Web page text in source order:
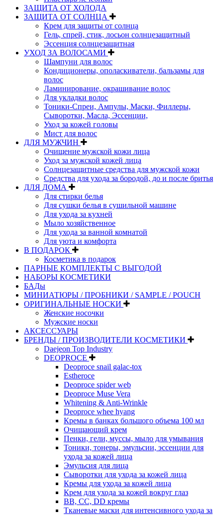
ЗАЩИТА ОТ ХОЛОДА
ЗАЩИТА ОТ СОЛНЦА
Крем для защиты от солнца
Гель, спрей, стик, лосьон солнцезащитный
Эссенция солнцезащитная
УХОД ЗА ВОЛОСАМИ
Шампуни для волос
Кондиционеры, ополаскиватели, бальзамы для
волос
Ламинирование, окрашивание волос
Для укладки волос
Тоники-Спреи, Ампулы, Маски, Филлеры,
Сыворотки, Масла, Эссенции,
Уход за кожей головы
Мист для волос
ДЛЯ МУЖЧИН
Очищение мужской кожи лица
Уход за мужской кожей лица
Солнцезащитные средства для мужской кожи
Средства для ухода за бородой, до и после бритья
ДЛЯ ДОМА
Для стирки белья
Для сушки белья в сушильной машине
Для ухода за кухней
Мыло хозяйственное
Для ухода за ванной комнатой
Для уюта и комфорта
В ПОДАРОК
Косметика в подарок
ПАРНЫЕ КОМПЛЕКТЫ С ВЫГОДОЙ
НАБОРЫ КОСМЕТИКИ
БАДы
МИНИАТЮРЫ / ПРОБНИКИ / SAMPLE / POUCH
ОРИГИНАЛЬНЫЕ НОСКИ
Женские носочки
Мужские носки
АКСЕССУАРЫ
БРЕНДЫ / ПРОИЗВОДИТЕЛИ КОСМЕТИКИ
Daejeon Top Industry
DEOPROCE
Deoproce snail galac-tox
Estheroce
Deoproce spider web
Deoproce Muse Vera
Whitening & Anti-Wrinkle
Deoproce whee hyang
Кремы в банках большого объема 100 мл
Очищающий крем
Пенки, гели, муссы, мыло для умывания
Тоники, тонеры, эмульсии, эссенции для
ухода за кожей лица
Эмульсия для лица
Сыворотки для ухода за кожей лица
Кремы для ухода за кожей лица
Крем для ухода за кожей вокруг глаз
BB, CC, DD кремы
Тканевые маски для интенсивного ухода за